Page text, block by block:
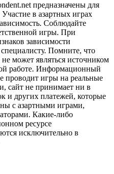
предназначены для
в азартных играх
Соблюдайте
игры. При
зависимости
Помните, что
может являться источником
работе. Информационный
проводит игры на реальные
сайт не принимает ни в
и других платежей, которые
с азартными играми,
Какие-либо
ресурсе
исключительно в